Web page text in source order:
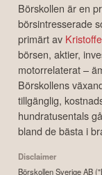
Börskollen är en
börsintresserade
primärt av
börsen, aktier,
motorrelaterat –
Börskollens
tillgänglig,
hundratusentals
bland de bästa i
Disclaimer
Börskollen Sverige AB